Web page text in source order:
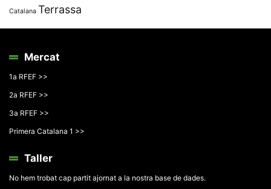
Catalana Terrassa
Mercat
1a RFEF >>
2a RFEF >>
3a RFEF >>
Primera Catalana 1 >>
Taller
No hem trobat cap partit ajornat a la nostra base de dades.